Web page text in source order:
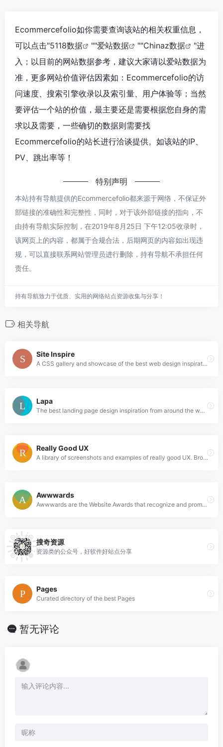
Ecommercefolio如你需要查询该站的相关权重信息，
可以点击"5118数据 ""爱站数据 ""Chinaz数据
"进
入；以目前的网站数据参考，建议大家请以爱站数据为
准，更多网站价值评估因素如：Ecommercefolio的访
问速度、搜索引擎收录以及索引量、用户体验等；当然
要评估一个站的价值，最主要还是需要根据您自身的需
求以及需要，一些确切的数据则需要找
Ecommercefolio的站长进行洽谈提供。如该站的IP、
PV、跳出率等！
特别声明
本站持有导航提供的Ecommercefolio都来源于网络，不保证外
部链接的准确性和完整性，同时，对于该外部链接的指向，不
由持有导航实际控制，在2019年8月25日 下午12:05收录时，
该网页上的内容，都属于合规合法，后期网页的内容如出现违
规，可以直接联系网站管理员进行删除，持有导航不承担任何
责任。
持有导航致力于优质、实用的网络站点资源收集与分享！
相关导航
Site Inspire
A CSS gallery and showcase of the best web design inspiration.
Lapa
The best landing page design inspiration from around the web.
Really Good UX
A library of screenshots and examples of really good UX. Brought to you by
Awwwards
Awwwards are the Website Awards that recognize and promote the talent and effort of the best developers, designers and web agencies in the world.
搜奇资源
资源类的公众号，好软件好站点分享
Pages
Curated directory of the best Pages
暂无评论